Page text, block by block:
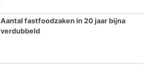
Aantal fastfoodzaken in 20 jaar bijna
verdubbeld